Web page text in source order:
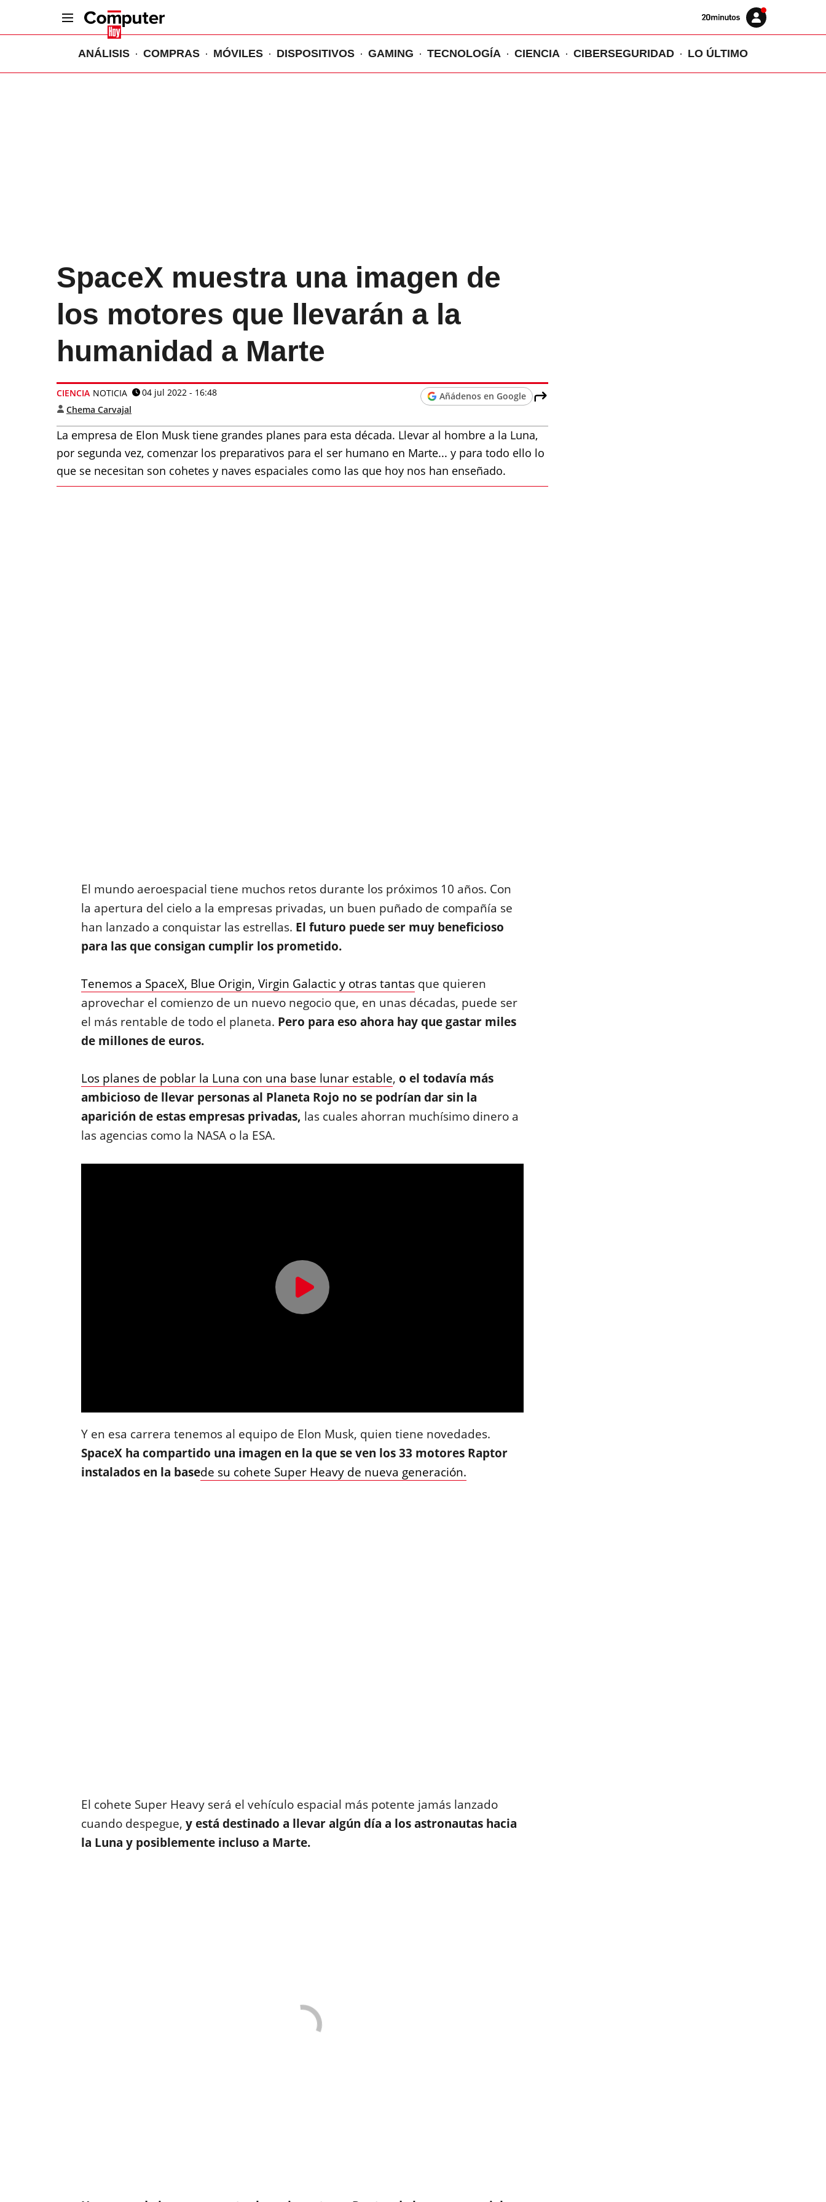
Volver
Iniciar
sesión
ANÁLISIS COMPRAS MÓVILES DISPOSITIVOS GAMING TECNOLOGÍA CIENCIA CIBERSEGURIDAD LO ÚLTIMO
SpaceX muestra una imagen de
los motores que llevarán a la
humanidad a Marte
CIENCIA NOTICIA
04 jul 2022 - 16:48
Chema Carvajal
Añádenos en Google
La empresa de Elon Musk tiene grandes planes para esta década. Llevar al hombre a la Luna,
por segunda vez, comenzar los preparativos para el ser humano en Marte... y para todo ello lo
que se necesitan son cohetes y naves espaciales como las que hoy nos han enseñado.
El mundo aeroespacial tiene muchos retos durante los próximos 10 años. Con
la apertura del cielo a la empresas privadas, un buen puñado de compañía se
han lanzado a conquistar las estrellas. El futuro puede ser muy beneficioso
para las que consigan cumplir los prometido.
Tenemos a SpaceX, Blue Origin, Virgin Galactic y otras tantasque quieren
aprovechar el comienzo de un nuevo negocio que, en unas décadas, puede ser
el más rentable de todo el planeta. Pero para eso ahora hay que gastar miles
de millones de euros.
Los planes de poblar la Luna con una base lunar estable, o el todavía más
ambicioso de llevar personas al Planeta Rojo no se podrían dar sin la
aparición de estas empresas privadas, las cuales ahorran muchísimo dinero a
las agencias como la NASA o la ESA.
Y en esa carrera tenemos al equipo de Elon Musk, quien tiene novedades.
SpaceX ha compartido una imagen en la que se ven los 33 motores Raptor
instalados en la basede su cohete Super Heavy de nueva generación.
El cohete Super Heavy será el vehículo espacial más potente jamás lanzado
cuando despegue, y está destinado a llevar algún día a los astronautas hacia
la Luna y posiblemente incluso a Marte.